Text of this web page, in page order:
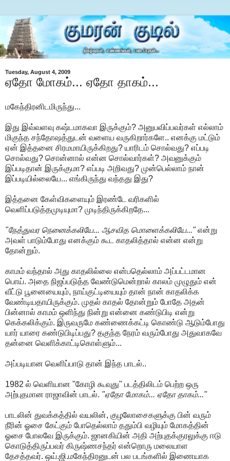
Tuesday, August 4, 2009
ஏதோ மோகம்... ஏதோ தாகம்...
மகேந்திரனிடமிருந்து...
இது இவ்வளவு கஷ்டமாகவா இருக்கும்? அனுபவிப்பவர்கள் எல்லாம்
மிகுந்த சந்தோஷத்துடன் வளைய வருகிறார்களே.. எனக்கு மட்டும்
ஏன் இத்தனை சிரமமாயிருக்கிறது? யாரிடம் சொல்வது? எப்படி
சொல்வது? சொன்னால் என்ன சொல்வார்கள்? அவனுக்கும்
இப்படிதான் இருக்குமா? எப்படி அறிவது? முன்பெல்லாம் நான்
இப்படியில்லையே... எங்கிருந்து வந்தது இது?
இத்தனை கேள்விகளையும் இரண்டே வரிகளில்
வெளிப்படுத்தமுடியுமா? முடிந்திருக்கிறதே...
"நேத்துவர நெனைக்கலியே... ஆசவித மொளைக்கலியே..."என்று
அவள் பாடும்போது எனக்கும் கூட காதலித்தால் என்ன என்று
தோன்றும்.
காமம் வந்தால் அது காதலில்லை என்பதெல்லாம் அப்பட்டமான
பொய். அதை நிஜப்படுத்த வேண்டுமென்றால் காலம் முழுதும் என்
வீட்டு பூனையையும், நாய்குட்டியையும் தான் நான் காதலிக்க
வேண்டியதாயிருக்கும். முதல் காதல் தோன்றும் போதே அதன்
பின்னால் காமம் ஒளிந்து நின்று என்னை கண்டுபிடி என்று
கெக்கலிக்கும். இருவருமே கண்ணைக்கட்டி கொண்டு ஆடும்போது
யார் யாரை கண்டுபிடிப்பது? தகுந்த நேரம் வரும்போது அதுவாகவே
தன்னை வெளிக்காட்டிகொள்ளும்...
அப்படியான வெளிப்பாடு தான் இந்த பாடல்..
1982 ல் வெளியான "கோழி கூவுது" படத்திலிடம் பெற்ற ஒரு
அற்புதமான ராஜாவின் பாடல். "ஏதோ மோகம்... ஏதோ தாகம்..."
பாடலின் துவக்கத்தில் வயலின், குழலோசைகளுக்கு பின் வரும்
நீரின் ஓசை கேட்கும் போதெல்லாம் ததும்பி வழியும் மோகத்தின்
ஓசை போலவே இருக்கும். ஜானகியின் அதி அற்புதக்குரலுக்கு ஈடு
கொடுத்திருப்பவர் கிருஷ்ணசந்தர் என்றொரு மலையாள
தேசத்தவர். ஒய்.ஜி.மகேந்திரனுடன் பல படங்களில் இணையாக